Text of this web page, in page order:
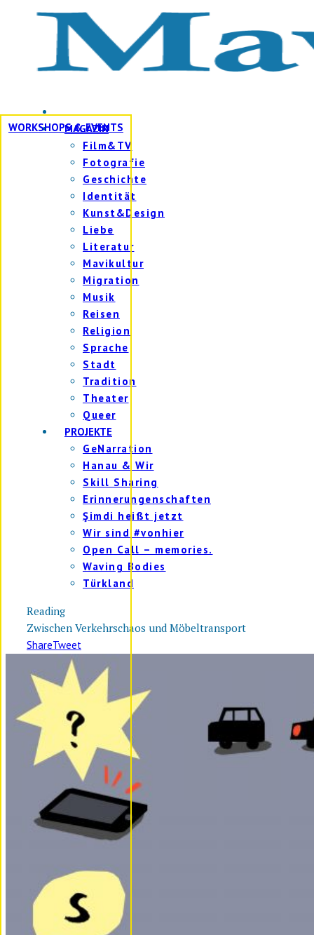
WORKSHOPS & EVENTS
MAGAZIN
Film&TV
Fotografie
Geschichte
Identität
Kunst&Design
Liebe
Literatur
Mavikultur
Migration
Musik
Reisen
Religion
Sprache
Stadt
Tradition
Theater
Queer
PROJEKTE
GeNarration
Hanau & Wir
Skill Sharing
Erinnerungenschaften
Şimdi heißt jetzt
Wir sind #vonhier
Open Call – memories.
Waving Bodies
Türkland
Reading
Zwischen Verkehrschaos und Möbeltransport
ShareTweet